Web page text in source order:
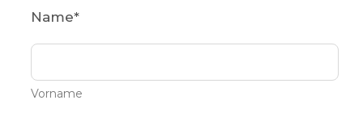
Name*
Vorname